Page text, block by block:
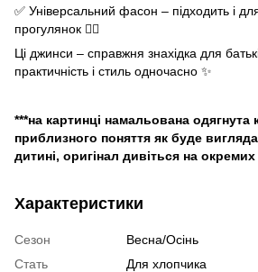
✅ Універсальний фасон – підходить і
прогулянок 🚶‍♂️
Ці джинси – справжня знахідка для
практичність і стиль одночасно ✨
***на картинці намальована
приблизного поняття як буде
дитині, оригінал дивіться на
Характеристики
Сезон
Весна/Осінь
Стать
Для хлопчика